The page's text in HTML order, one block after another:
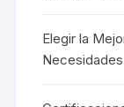
Elegir la